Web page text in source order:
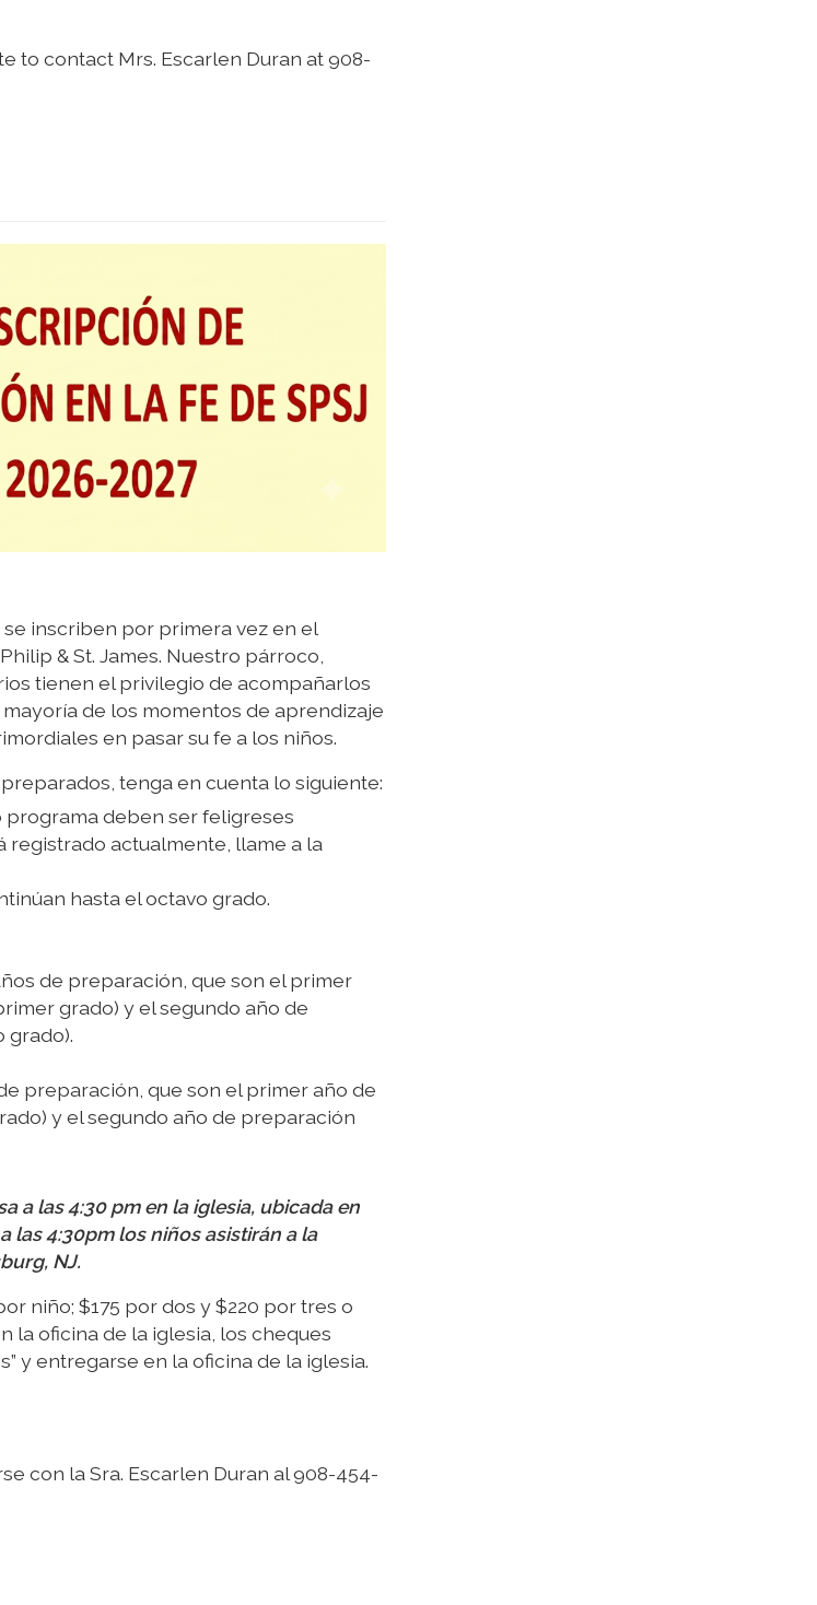
to contact Mrs. Escarlen Duran at 908-
inscriben por primera vez en el
& St. James. Nuestro párroco,
tienen el privilegio de acompañarlos
de los momentos de aprendizaje
en pasar su fe a los niños.
tenga en cuenta lo siguiente:
programa deben ser feligreses
registrado actualmente, llame a la
hasta el octavo grado.
de preparación, que son el primer
grado) y el segundo año de
grado).
preparación, que son el primer año de
y el segundo año de preparación
a las 4:30 pm en la iglesia, ubicada en
las 4:30pm los niños asistirán a la
NJ.
niño; $175 por dos y $220 por tres o
la oficina de la iglesia, los cheques
y entregarse en la oficina de la iglesia.
con la Sra. Escarlen Duran al 908-454-